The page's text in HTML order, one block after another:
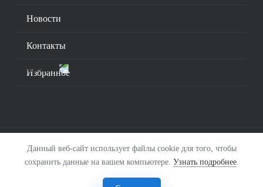
Новости
Контакты
Избранное
© 2026. ООО «Смарт-Инжиниринг».Соглашение.
Поставка КИПиА. Разработка и производство
автоматизированных систем управления.
Данный веб-сайт использует файлы cookie для того, чтобы
сохранить данные на вашем компьютере. Узнать подробнее.